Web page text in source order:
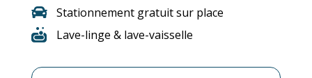

Stationnement gratuit sur place

Lave-linge & lave-vaisselle